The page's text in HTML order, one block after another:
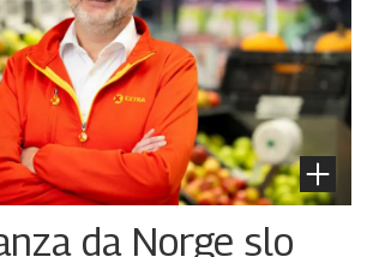
da Norge slo